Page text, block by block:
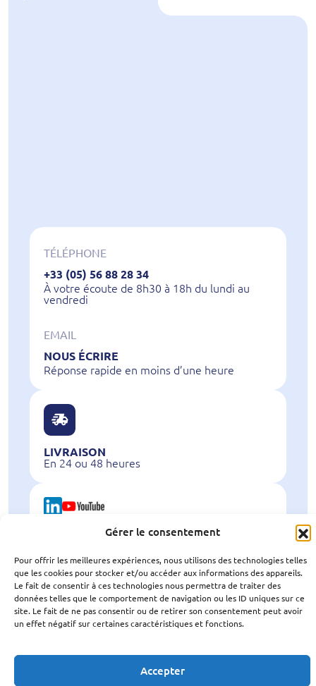
Gérer le consentement
Pour offrir les meilleures expériences, nous utilisons des technologies telles
que les cookies pour stocker et/ou accéder aux informations des appareils.
Le fait de consentir à ces technologies nous permettra de traiter des
données telles que le comportement de navigation ou les ID uniques sur ce
site. Le fait de ne pas consentir ou de retirer son consentement peut avoir
un effet négatif sur certaines caractéristiques et fonctions.
Accepter
TÉLÉPHONE
+33 (05) 56 88 28 34
À votre écoute de 8h30 à 18h du lundi au
vendredi
EMAIL
NOUS ÉCRIRE
Réponse rapide en moins d’une heure
LIVRAISON
En 24 ou 48 heures
NOUS SUIVRE
AME – Approvisionnement · Matériel · Électrique ©